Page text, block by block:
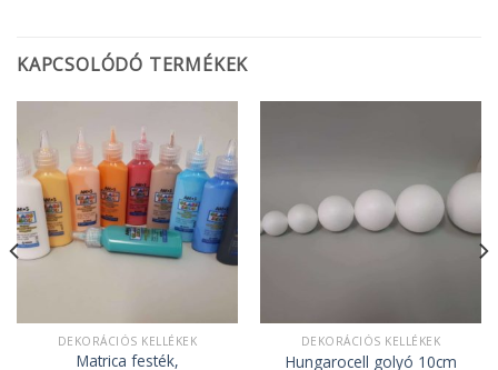
KAPCSOLÓDÓ TERMÉKEK
DEKORÁCIÓS KELLÉKEK
Matrica festék,
DEKORÁCIÓS KELLÉKEK
Hungarocell golyó 10cm